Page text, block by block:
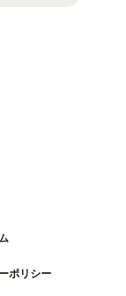
ポリシー